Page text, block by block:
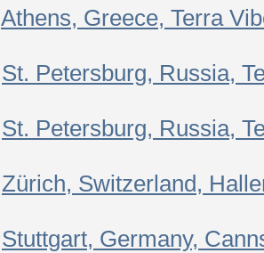
Athens, Greece, Terra
St. Petersburg, Russia,
St. Petersburg, Russia,
Zürich, Switzerland,
Stuttgart, Germany,